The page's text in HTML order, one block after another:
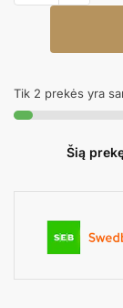
Žaislinis
Tik 2 prekės yra
Šią